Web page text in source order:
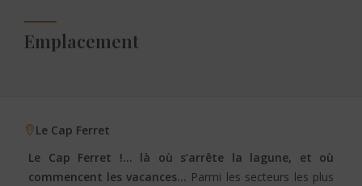
Emplacement
Le Cap Ferret
Le Cap Ferret !… là où s’arrête la lagune, et où
commencent les vacances…